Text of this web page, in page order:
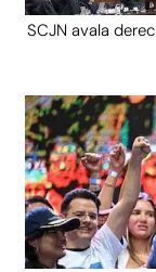
SCJN avala